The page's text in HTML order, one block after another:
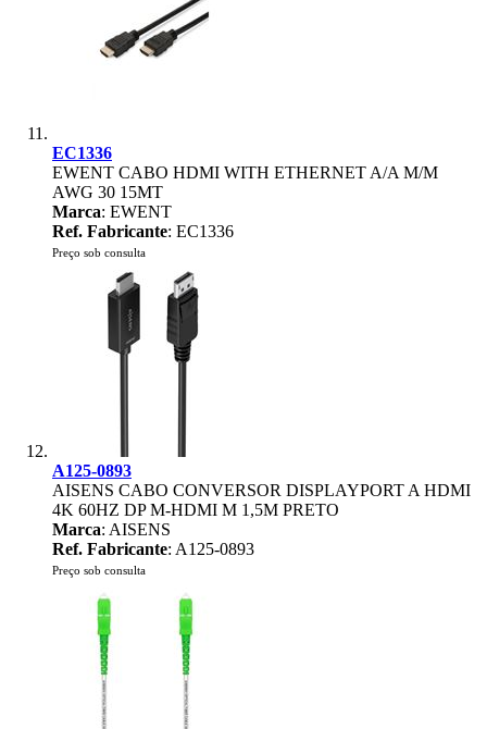
EC1336
EWENT CABO HDMI WITH ETHERNET A/A M/M
AWG 30 15MT
Marca: EWENT
Ref. Fabricante: EC1336
Preço sob consulta
A125-0893
AISENS CABO CONVERSOR DISPLAYPORT A HDMI
4K 60HZ DP M-HDMI M 1,5M PRETO
Marca: AISENS
Ref. Fabricante: A125-0893
Preço sob consulta